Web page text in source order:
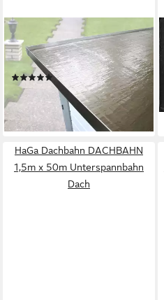
WEKA
Dachbahn, 5 m² pro Paket,
selbstklebend (Rolle 5m)
(4)
115,77 €
(23,15 €/ 1 qm)
lieferbar in 4 Wochen
HaGa Dachbahn DACHBAHN
1,5m x 50m Unterspannbahn
Dach